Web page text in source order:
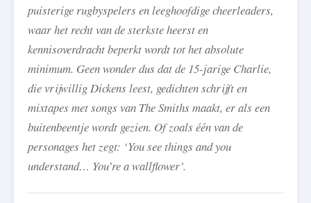
puisterige rugbyspelers en leeghoofdige cheerleaders,
waar het recht van de sterkste heerst en
kennisoverdracht beperkt wordt tot het absolute
minimum. Geen wonder dus dat de 15-jarige Charlie,
die vrijwillig Dickens leest, gedichten schrijft en
mixtapes met songs van The Smiths maakt, er als een
buitenbeentje wordt gezien. Of zoals één van de
personages het zegt: ‘You see things and you
understand… You’re a wallflower’.